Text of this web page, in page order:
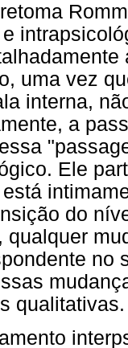
uma vez
interna,
a
Ele
do
qualquer
no
qualitativas.